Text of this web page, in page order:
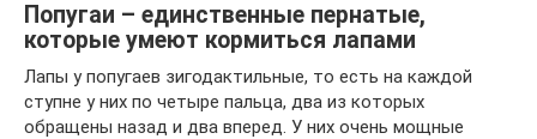
Попугаи – единственные пернатые,
которые умеют кормиться лапами
Лапы у попугаев зигодактильные, то есть на каждой
ступне у них по четыре пальца, два из которых
обращены назад и два вперед. У них очень мощные